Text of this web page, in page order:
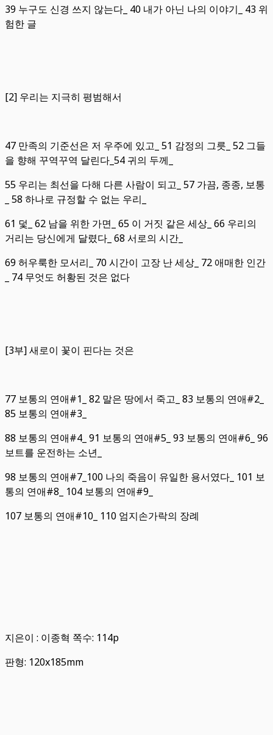
39 누구도 신경 쓰지 않는다_ 40 내가 아닌 나의 이야기_ 43 위
험한 글
[2] 우리는 지극히 평범해서
47 만족의 기준선은 저 우주에 있고_ 51 감정의 그릇_ 52 그들
을 향해 꾸역꾸역 달린다_54 귀의 두께_
55 우리는 최선을 다해 다른 사람이 되고_ 57 가끔, 종종, 보통
_ 58 하나로 규정할 수 없는 우리_
61 덫_ 62 남을 위한 가면_ 65 이 거짓 같은 세상_ 66 우리의
거리는 당신에게 달렸다_ 68 서로의 시간_
69 허우룩한 모서리_ 70 시간이 고장 난 세상_ 72 애매한 인간
_ 74 무엇도 허황된 것은 없다
[3부] 새로이 꽃이 핀다는 것은
77 보통의 연애#1_ 82 말은 땅에서 죽고_ 83 보통의 연애#2_
85 보통의 연애#3_
88 보통의 연애#4_ 91 보통의 연애#5_ 93 보통의 연애#6_ 96
보트를 운전하는 소년_
98 보통의 연애#7_100 나의 죽음이 유일한 용서였다_ 101 보
통의 연애#8_ 104 보통의 연애#9_
107 보통의 연애#10_ 110 엄지손가락의 장례
지은이 : 이종혁 쪽수: 114p
판형: 120x185mm